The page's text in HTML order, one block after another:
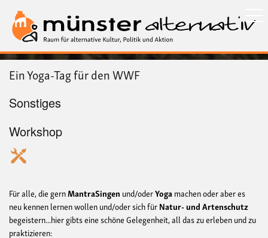
zum
Inhalt
Ein Yoga-Tag für den WWF
Sonstiges
Workshop
Für alle, die gernMantraSingen und/oderYogamachen oder aber es
neu kennen lernen wollen und/oder sich fürNatur- und Artenschutz
begeistern...hier gibts eine schöne Gelegenheit, all das zu erleben und zu
praktizieren: